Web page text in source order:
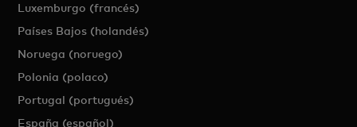
Luxemburgo (francés)
Países Bajos (holandés)
Noruega (noruego)
Polonia (polaco)
Portugal (portugués)
España (español)